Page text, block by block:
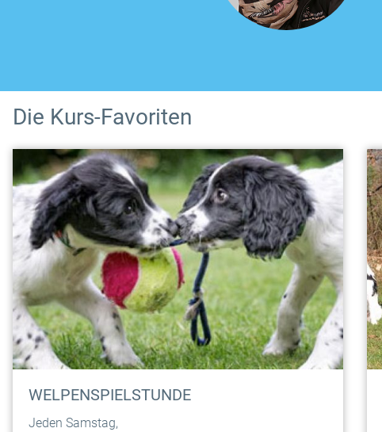
Die Kurs-Favoriten
WELPENSPIELSTUNDE
Jeden Samstag,